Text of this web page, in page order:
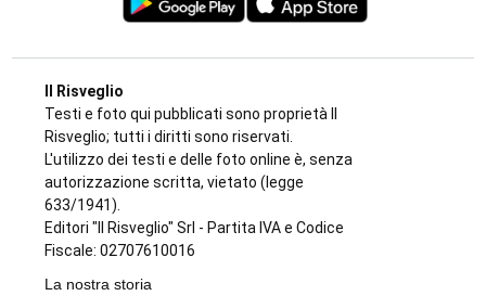
Il Risveglio
Testi e foto qui pubblicati sono proprietà Il
Risveglio; tutti i diritti sono riservati.
L'utilizzo dei testi e delle foto online è, senza
autorizzazione scritta, vietato (legge
633/1941).
Editori "Il Risveglio" Srl - Partita IVA e Codice
Fiscale: 02707610016
La nostra storia